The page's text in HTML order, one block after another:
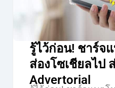
รู้ไว้ก่อน! ชาร์จ
ส่องโซเชียลไป
Advertorial